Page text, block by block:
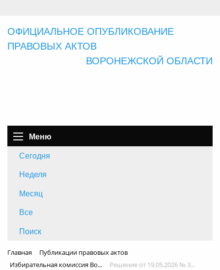
ОФИЦИАЛЬНОЕ ОПУБЛИКОВАНИЕ
ПРАВОВЫХ АКТОВ
ВОРОНЕЖСКОЙ ОБЛАСТИ
Меню
Сегодня
Неделя
Месяц
Все
Поиск
Главная
Публикации правовых актов
Избирательная комиссия Во...
Решение от 19.05.2026 № 3...